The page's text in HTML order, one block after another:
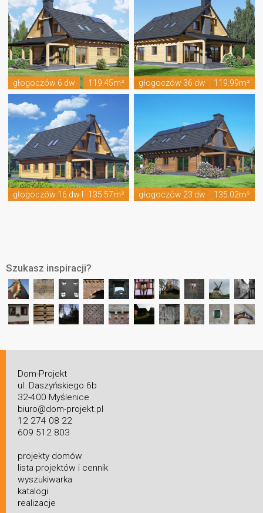
głogoczów 6 dw 119.45m² głogoczów 36 dw 119.99m²
głogoczów 16 dw PC135.57m² głogoczów 23 dw 135.02m²
Szukasz inspiracji?
Dom-Projekt
ul. Daszyńskiego 6b
32-400 Myślenice
biuro@dom-projekt.pl
12 274 08 22
609 512 803
projekty domów
lista projektów i cennik
wyszukiwarka
katalogi
realizacje